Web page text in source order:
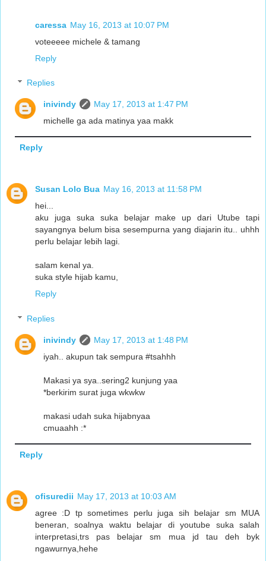
caressa May 16, 2013 at 10:07 PM
voteeeee michele & tamang
Reply
Replies
inivindy
May 17, 2013 at 1:47 PM
michelle ga ada matinya yaa makk
Reply
Susan Lolo Bua May 16, 2013 at 11:58 PM
hei...
aku juga suka suka belajar make up dari Utube tapi
sayangnya belum bisa sesempurna yang diajarin itu.. uhhh
perlu belajar lebih lagi.
salam kenal ya.
suka style hijab kamu,
Reply
Replies
inivindy
May 17, 2013 at 1:48 PM
iyah.. akupun tak sempura #tsahhh
Makasi ya sya..sering2 kunjung yaa
*berkirim surat juga wkwkw
makasi udah suka hijabnyaa
cmuaahh :*
Reply
ofisuredii May 17, 2013 at 10:03 AM
agree :D tp sometimes perlu juga sih belajar sm MUA
beneran, soalnya waktu belajar di youtube suka salah
interpretasi,trs pas belajar sm mua jd tau deh byk
ngawurnya,hehe